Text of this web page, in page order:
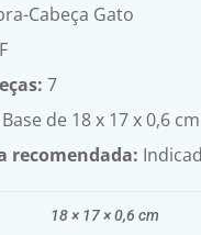
Cabeça Gato
7
Base de 18 x 17 x 0,6
recomendada:
18 × 17 × 0,6 cm